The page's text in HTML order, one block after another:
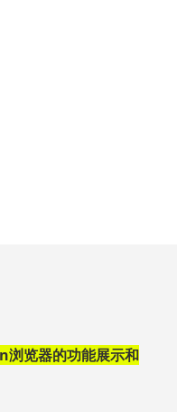
浏览器的功能展示和